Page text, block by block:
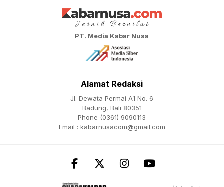
PT. Media Kabar Nusa
Alamat Redaksi
Jl. Dewata Permai A1 No. 6
Badung, Bali 80351
Phone (0361) 9090113
Email : kabarnusacom@gmail.com